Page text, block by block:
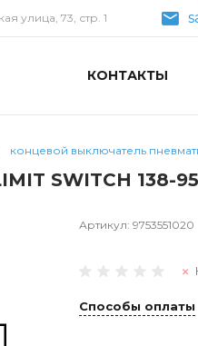
улица, 73, стр. 1
КОНТАКТЫ
концевой выключатель
SWITCH 138-
Артикул: 9753551020
Способы оплаты